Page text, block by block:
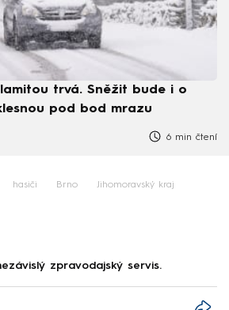
trvá. Sněžit bude i o
pod bod mrazu
6 min čtení
hasiči Brno Jihomoravský kraj
zpravodajský servis.